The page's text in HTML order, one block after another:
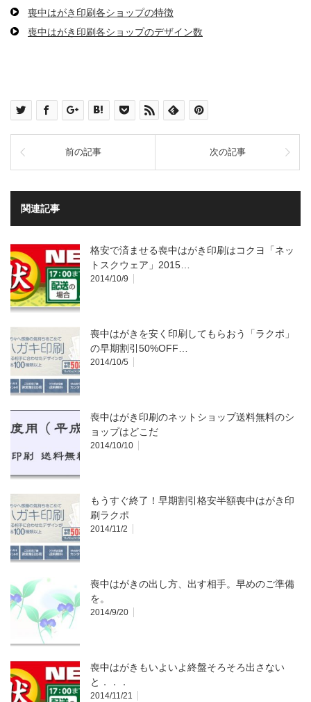
喪中はがき印刷各ショップの特徴
喪中はがき印刷各ショップのデザイン数
前の記事 次の記事
関連記事
格安で済ませる喪中はがき印刷はコクヨ「ネッ
トスクウェア」2015…
2014/10/9
喪中はがきを安く印刷してもらおう「ラクポ」
の早期割引50%OFF…
2014/10/5
喪中はがき印刷のネットショップ送料無料のシ
ョップはどこだ
2014/10/10
もうすぐ終了！早期割引格安半額喪中はがき印
刷ラクポ
2014/11/2
喪中はがきの出し方、出す相手。早めのご準備
を。
2014/9/20
喪中はがきもいよいよ終盤そろそろ出さない
と．．．
2014/11/21